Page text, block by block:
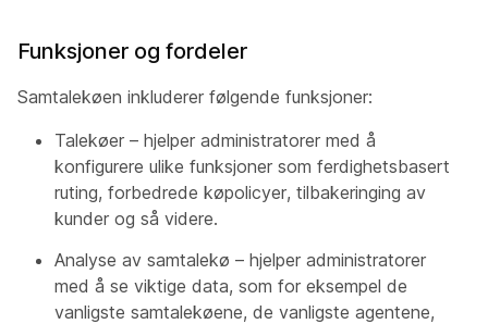
Funksjoner og fordeler
Samtalekøen inkluderer følgende funksjoner:
Talekøer – hjelper administratorer med å
konfigurere ulike funksjoner som ferdighetsbasert
ruting, forbedrede køpolicyer, tilbakeringing av
kunder og så videre.
Analyse av samtalekø – hjelper administratorer
med å se viktige data, som for eksempel de
vanligste samtalekøene, de vanligste agentene,